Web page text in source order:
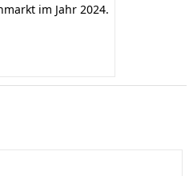
im Jahr 2024.